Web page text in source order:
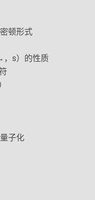
顿形式
，s）的性质
子化